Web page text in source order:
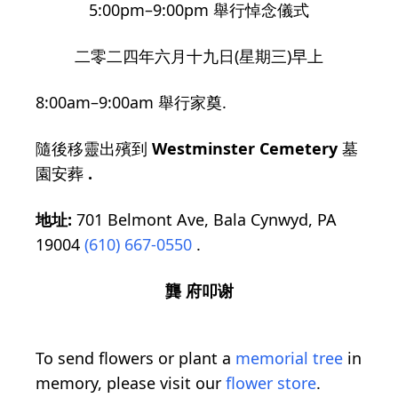
5:00pm–9:00pm 舉行悼念儀式
二零二四年六月十九日(星期三)早上
8:00am–9:00am 舉行家奠.
隨後移靈出殯到 Westminster Cemetery 墓
園安葬 .
地址: 701 Belmont Ave, Bala Cynwyd, PA
19004 (610) 667-0550 .
龔 府叩谢
To send flowers or plant a memorial tree in
memory, please visit our flower store.